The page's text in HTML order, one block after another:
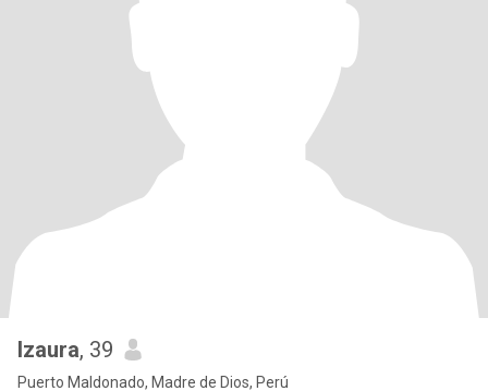
Izaura, 39
Puerto Maldonado, Madre de Dios, Perú